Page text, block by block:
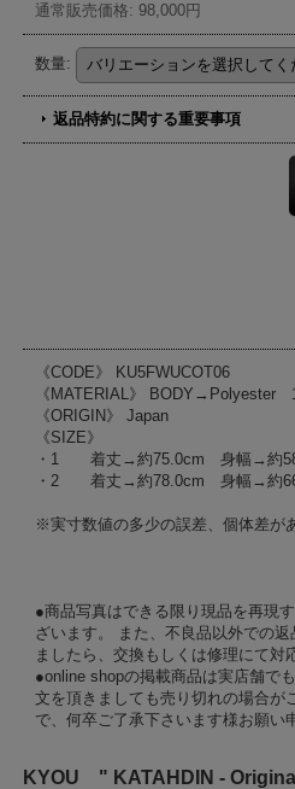
通常販売価格: 98,000円
数量:
返品特約に関する重要事項
《CODE》 KU5FWUCOT06
《MATERIAL》
《ORIGIN》 Japan
《SIZE》
・1 着丈→約75.0cm 身幅→約
・2 着丈→約78.0cm 身幅→約
※実寸数値の多少の誤差、個体差が
●商品写真はできる限り現品を再現
ざいます。 また、不良品以外での
ましたら、交換もしくは修理にて対
●online shopの掲載商品は実店舗で
文を頂きましても売り切れの場合が
で、何卒ご了承下さいます様お願い
KYOU " KATAHDIN -